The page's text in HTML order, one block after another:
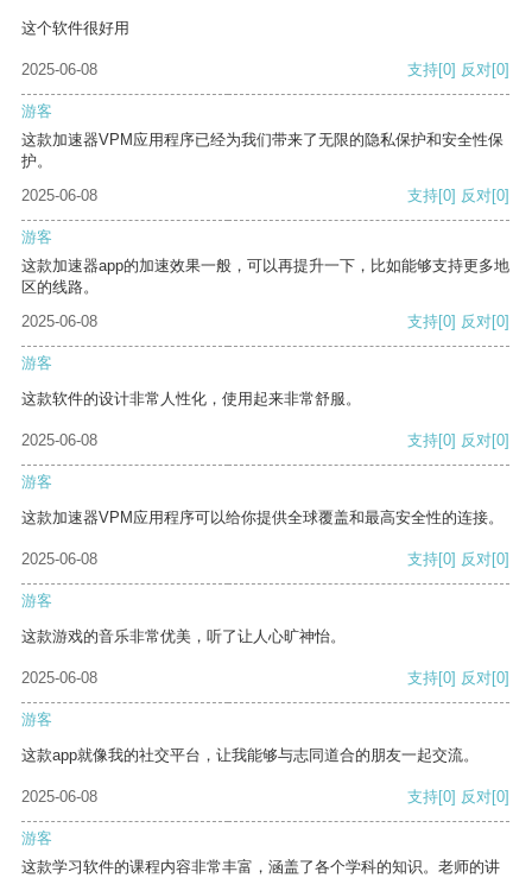
这个软件很好用
2025-06-08 支持[0] 反对[0]
游客
这款加速器VPM应用程序已经为我们带来了无限的隐私保护和安全性保
护。
2025-06-08
支持[0] 反对[0]
游客
这款加速器app的加速效果一般，可以再提升一下，比如能够支持更多地
区的线路。
2025-06-08
支持[0] 反对[0]
游客
这款软件的设计非常人性化，使用起来非常舒服。
2025-06-08 支持[0] 反对[0]
游客
这款加速器VPM应用程序可以给你提供全球覆盖和最高安全性的连接。
2025-06-08 支持[0] 反对[0]
游客
这款游戏的音乐非常优美，听了让人心旷神怡。
2025-06-08 支持[0] 反对[0]
游客
这款app就像我的社交平台，让我能够与志同道合的朋友一起交流。
2025-06-08 支持[0] 反对[0]
游客
这款学习软件的课程内容非常丰富，涵盖了各个学科的知识。老师的讲